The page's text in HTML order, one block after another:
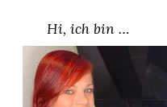
Hi, ich bin …